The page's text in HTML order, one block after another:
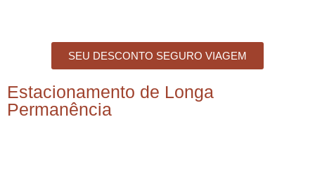
SEU DESCONTO SEGURO VIAGEM
Estacionamento de Longa
Permanência